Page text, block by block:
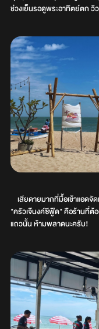
ช่วงเย็นรอดูพระอาทิตย์ตก
เสียดายมากที่มื้อเช้าแอดจั
"ครัวเจ๊นงค์ซีฟู๊ด" คือร้านที่ต้
แถวนั้น ห้ามพลาดนะครับ!